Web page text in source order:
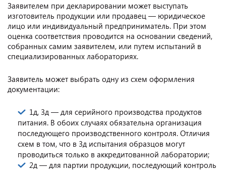
Заявителем при декларировании может выступать
изготовитель продукции или продавец — юридическое
лицо или индивидуальный предприниматель. При этом
оценка соответствия проводится на основании сведений,
собранных самим заявителем, или путем испытаний в
специализированных лабораториях.
Заявитель может выбрать одну из схем оформления
документации:
1д, 3д — для серийного производства продуктов
питания. В обоих случаях обязательна организация
последующего производственного контроля. Отличия
схем в том, что в 3д испытания образцов могут
проводиться только в аккредитованной лаборатории;
2д — для партии продукции, последующий контроль